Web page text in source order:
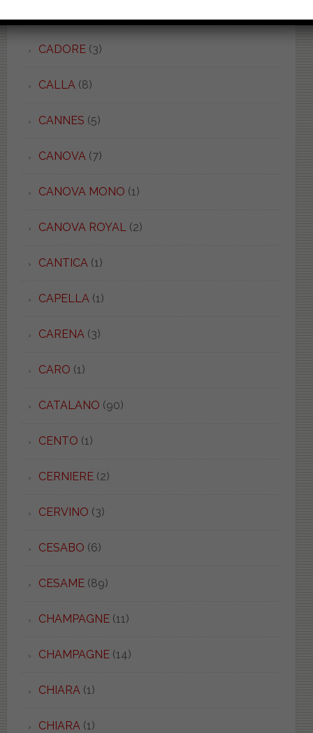
CADORE(3)
CALLA (8)
CANNES (5)
CANOVA (7)
CANOVA MONO (1)
CANOVA ROYAL (2)
CANTICA (1)
CAPELLA (1)
CARENA (3)
CARO (1)
CATALANO (90)
CENTO (1)
CERNIERE(2)
CERVINO (3)
CESABO (6)
CESAME(89)
CHAMPAGNE(11)
CHAMPAGNE(14)
CHIARA (1)
CHIARA (1)